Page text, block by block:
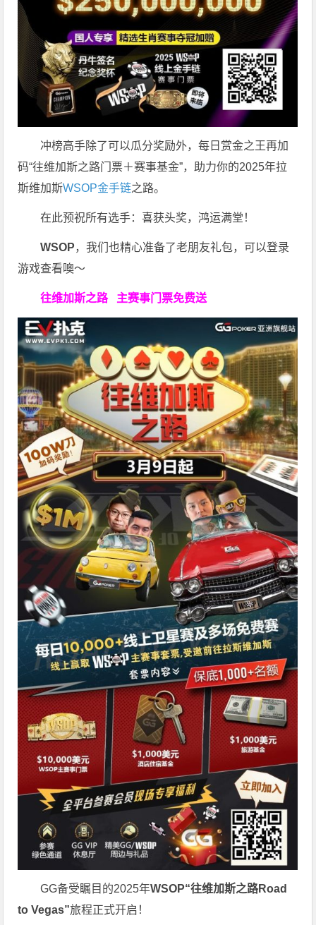
冲榜高手除了可以瓜分奖励外，每日赏金之王再加
码“往维加斯之路门票＋赛事基金”，助力你的2025年拉
斯维加斯WSOP金手链之路。
在此预祝所有选手：喜获头奖，鸿运满堂！
WSOP，我们也精心准备了老朋友礼包，可以登录
游戏查看噢～
往维加斯之路 主赛事门票免费送
GG备受瞩目的2025年WSOP“往维加斯之路Road
to Vegas”旅程正式开启！